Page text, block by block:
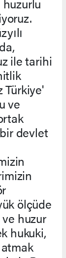
ile tarihi
Türkiye'
ve
devlet
ölçüde
ve huzur
hukuki,